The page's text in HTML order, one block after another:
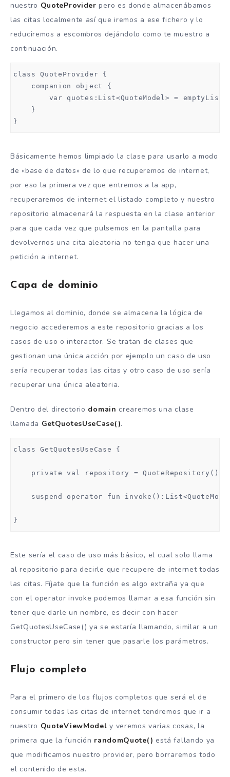
nuestro QuoteProvider pero es donde almacenábamos
las citas localmente así que iremos a ese fichero y lo
reduciremos a escombros dejándolo como te muestro a
continuación.
class QuoteProvider {
    companion object {
var quotes:List<QuoteModel> =
    }
}
Básicamente hemos limpiado la clase para usarlo a modo
de «base de datos» de lo que recuperemos de internet,
por eso la primera vez que entremos a la app,
recuperaremos de internet el listado completo y nuestro
repositorio almacenará la respuesta en la clase anterior
para que cada vez que pulsemos en la pantalla para
devolvernos una cita aleatoria no tenga que hacer una
petición a internet.
Capa de dominio
Llegamos al dominio, donde se almacena la lógica de
negocio accederemos a este repositorio gracias a los
casos de uso o interactor. Se tratan de clases que
gestionan una única acción por ejemplo un caso de uso
sería recuperar todas las citas y otro caso de uso sería
recuperar una única aleatoria.
Dentro del directorio domain crearemos una clase
llamada GetQuotesUseCase().
class GetQuotesUseCase {
    private val repository = QuoteRepository()
suspend operator fun
}
Este sería el caso de uso más básico, el cual solo llama
al repositorio para decirle que recupere de internet todas
las citas. Fíjate que la función es algo extraña ya que
con el operator invoke podemos llamar a esa función sin
tener que darle un nombre, es decir con hacer
GetQuotesUseCase() ya se estaría llamando, similar a un
constructor pero sin tener que pasarle los parámetros.
Flujo completo
Para el primero de los flujos completos que será el de
consumir todas las citas de internet tendremos que ir a
nuestro QuoteViewModely veremos varias cosas, la
primera que la función randomQuote() está fallando ya
que modificamos nuestro provider, pero borraremos todo
el contenido de esta.